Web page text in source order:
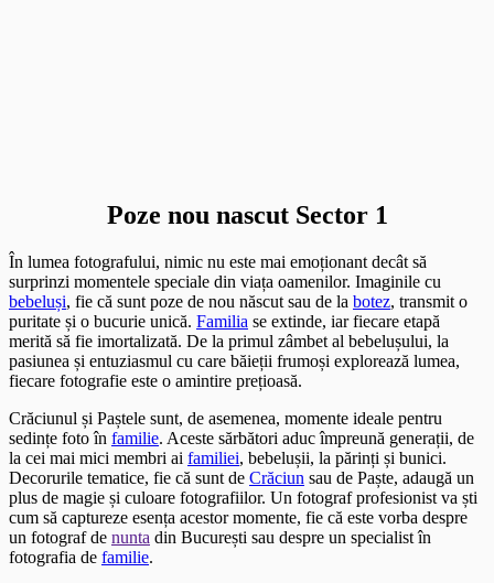
Poze nou nascut Sector 1
În lumea fotografului, nimic nu este mai emoționant decât să
surprinzi momentele speciale din viața oamenilor. Imaginile cu
bebeluși, fie că sunt poze de nou născut sau de la botez, transmit o
puritate și o bucurie unică. Familia se extinde, iar fiecare etapă
merită să fie imortalizată. De la primul zâmbet al bebelușului, la
pasiunea și entuziasmul cu care băieții frumoși explorează lumea,
fiecare fotografie este o amintire prețioasă.
Crăciunul și Paștele sunt, de asemenea, momente ideale pentru
sedințe foto în familie. Aceste sărbători aduc împreună generații, de
la cei mai mici membri ai familiei, bebelușii, la părinți și bunici.
Decorurile tematice, fie că sunt de Crăciun sau de Paște, adaugă un
plus de magie și culoare fotografiilor. Un fotograf profesionist va ști
cum să captureze esența acestor momente, fie că este vorba despre
un fotograf de nunta din București sau despre un specialist în
fotografia de familie.